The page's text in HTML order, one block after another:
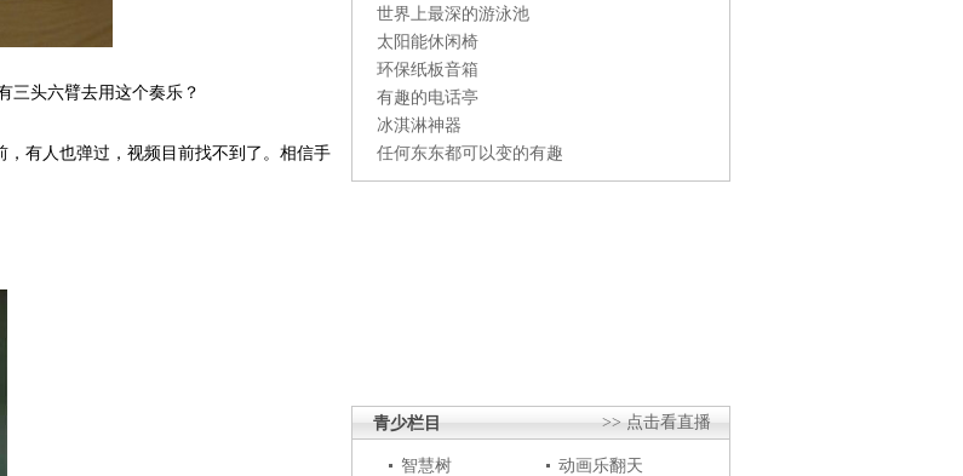
世界上最深的游泳池
太阳能休闲椅
环保纸板音箱
有趣的电话亭
冰淇淋神器
任何东东都可以变的有趣
>> 点击看直播
青少栏目
智慧树
动画乐翻天
三头六臂去用这个奏乐？
有人也弹过，视频目前找不到了。相信手